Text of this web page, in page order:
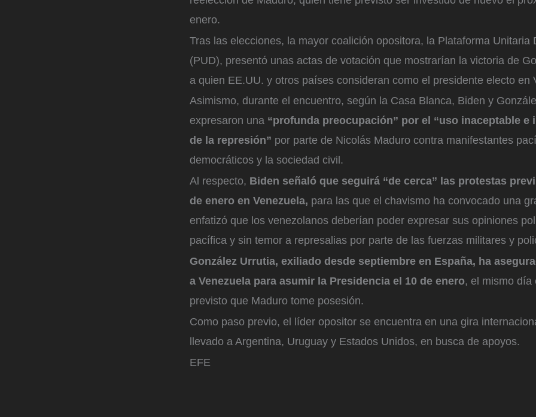
enero.
Tras las elecciones, la mayor coalición opositora, la Plataforma Unitaria
(PUD), presentó unas actas de votación que mostrarían la victoria de
a quien EE.UU. y otros países consideran como el presidente electo en
Asimismo, durante el encuentro, según la Casa Blanca, Biden y
expresaron una “profunda preocupación” por el “uso inaceptable e
de la represión” por parte de Nicolás Maduro contra manifestantes
democráticos y la sociedad civil.
Al respecto, Biden señaló que seguirá “de cerca” las protestas
de enero en Venezuela, para las que el chavismo ha convocado una
enfatizó que los venezolanos deberían poder expresar sus opiniones
pacífica y sin temor a represalias por parte de las fuerzas militares y
González Urrutia, exiliado desde septiembre en España, ha
a Venezuela para asumir la Presidencia el 10 de enero, el mismo día
previsto que Maduro tome posesión.
Como paso previo, el líder opositor se encuentra en una gira
llevado a Argentina, Uruguay y Estados Unidos, en busca de apoyos.
EFE